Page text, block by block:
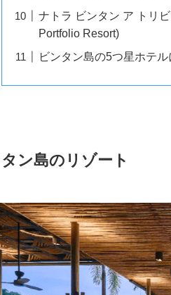
ナトラ ビンタン ア トリ
Portfolio Resort)
ビンタン島の5つ星ホテル
ン島のリゾート